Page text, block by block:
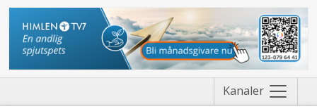
Kanaler Näytä
valikko